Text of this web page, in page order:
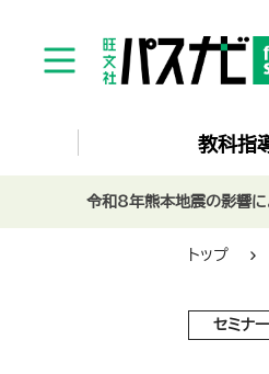
教科指
トップ
セミナ
令和8年熊本地震の影響に